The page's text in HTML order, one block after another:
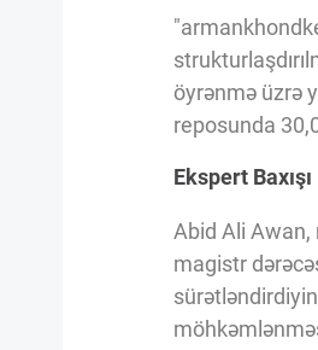
öyrənmə üzrə
reposunda
Ekspert Baxışı
Abid Ali Awan,
magistr